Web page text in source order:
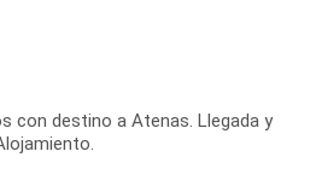
con destino a Atenas. Llegada y